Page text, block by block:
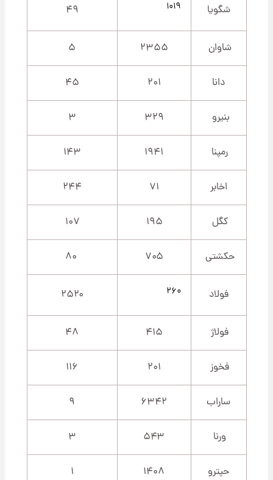
شگویا ۱۰۱۹ ۴۹
شاوان ۲۳۵۵
دانا ۲۰۱ ۴۵
بنیرو ۳۲۹ ۳
رمپنا ۱۹۴۱ ۱۴۳
اخابر ۷۱ ۲۴۴
کگل ۱۹۵ ۱۰۷
حکشتی‌ ۷۰۵
فولاد ۲۶۰ ۲۵۲۰
فولاژ ۴۱۵ ۴۸
فخوز ۲۰۱ ۱۱۶
ساراب ۶۳۴۲
ورنا ۵۴۳ ۳
حپترو ۱۴۰۸